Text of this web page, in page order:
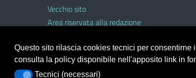
Vecchio sito
Area riservata alla redazione
Questo sito rilascia cookies tecnici per
consulta la policy disponibile nell'apposito link in
Tecnici (necessari)
Tecnici (necessari)